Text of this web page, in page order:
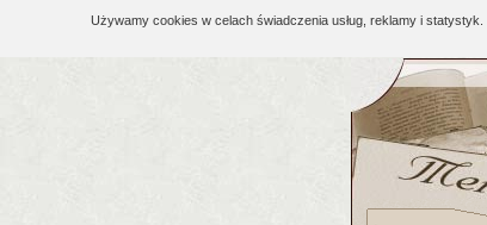
Używamy cookies w celach świadczenia usług, reklamy i